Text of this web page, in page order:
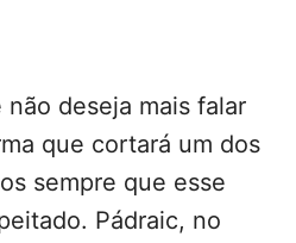
deseja mais falar
que cortará um dos
sempre que esse
Pádraic, no